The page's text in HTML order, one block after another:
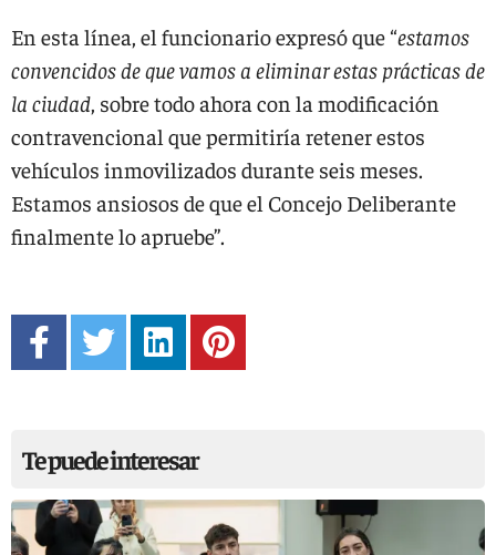
En esta línea, el funcionario expresó que “estamos
convencidos de que vamos a eliminar estas prácticas de
la ciudad, sobre todo ahora con la modificación
contravencional que permitiría retener estos
vehículos inmovilizados durante seis meses.
Estamos ansiosos de que el Concejo Deliberante
finalmente lo apruebe”.
Te puede interesar